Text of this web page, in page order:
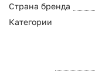
Страна бренда
Категории